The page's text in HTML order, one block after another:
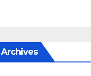
Archives